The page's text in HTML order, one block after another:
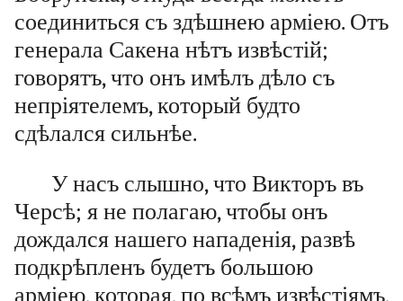
соединиться съ здѣшнею арміею. Отъ
генерала Сакена нѣтъ извѣстій;
говорятъ, что онъ имѣлъ дѣло съ
непріятелемъ, который будто
сдѣлался сильнѣе.
У насъ слышно, что Викторъ въ
Черсѣ; я не полагаю, чтобы онъ
дождался нашего нападенія, развѣ
подкрѣпленъ будетъ большою
арміею, которая, по всѣмъ извѣстіямъ,